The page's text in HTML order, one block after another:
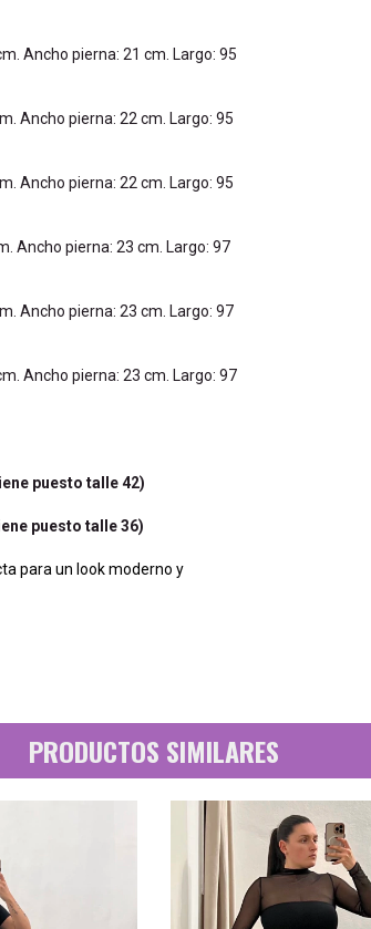
Ancho pierna: 21 cm. Largo: 95
Ancho pierna: 22 cm. Largo: 95
Ancho pierna: 22 cm. Largo: 95
Ancho pierna: 23 cm. Largo: 97
Ancho pierna: 23 cm. Largo: 97
Ancho pierna: 23 cm. Largo: 97
puesto talle 42)
puesto talle 36)
para un look moderno y
PRODUCTOS SIMILARES